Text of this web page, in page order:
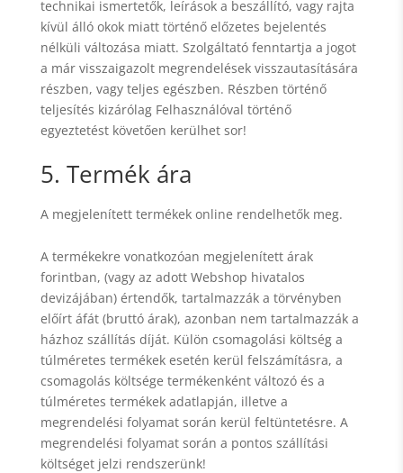
technikai ismertetők, leírások a beszállító, vagy rajta
kívül álló okok miatt történő előzetes bejelentés
nélküli változása miatt. Szolgáltató fenntartja a jogot
a már visszaigazolt megrendelések visszautasítására
részben, vagy teljes egészben. Részben történő
teljesítés kizárólag Felhasználóval történő
egyeztetést követően kerülhet sor!
5. Termék ára
A megjelenített termékek online rendelhetők meg.
A termékekre vonatkozóan megjelenített árak
forintban, (vagy az adott Webshop hivatalos
devizájában) értendők, tartalmazzák a törvényben
előírt áfát (bruttó árak), azonban nem tartalmazzák a
házhoz szállítás díját. Külön csomagolási költség a
túlméretes termékek esetén kerül felszámításra, a
csomagolás költsége termékenként változó és a
túlméretes termékek adatlapján, illetve a
megrendelési folyamat során kerül feltüntetésre. A
megrendelési folyamat során a pontos szállítási
költséget jelzi rendszerünk!